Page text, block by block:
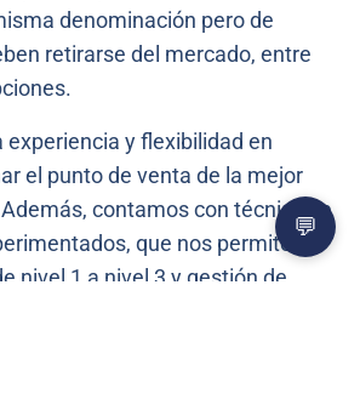
denominación pero de
retirarse del mercado, entre
y flexibilidad en
el punto de venta de la mejor
contamos con técnicos e
que nos permiten
nivel 1 a nivel 3 y gestión de
💬